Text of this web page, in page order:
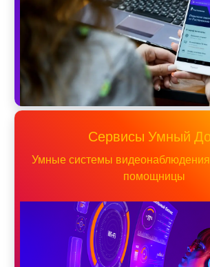
Сервисы Умный
Умные системы
помощницы